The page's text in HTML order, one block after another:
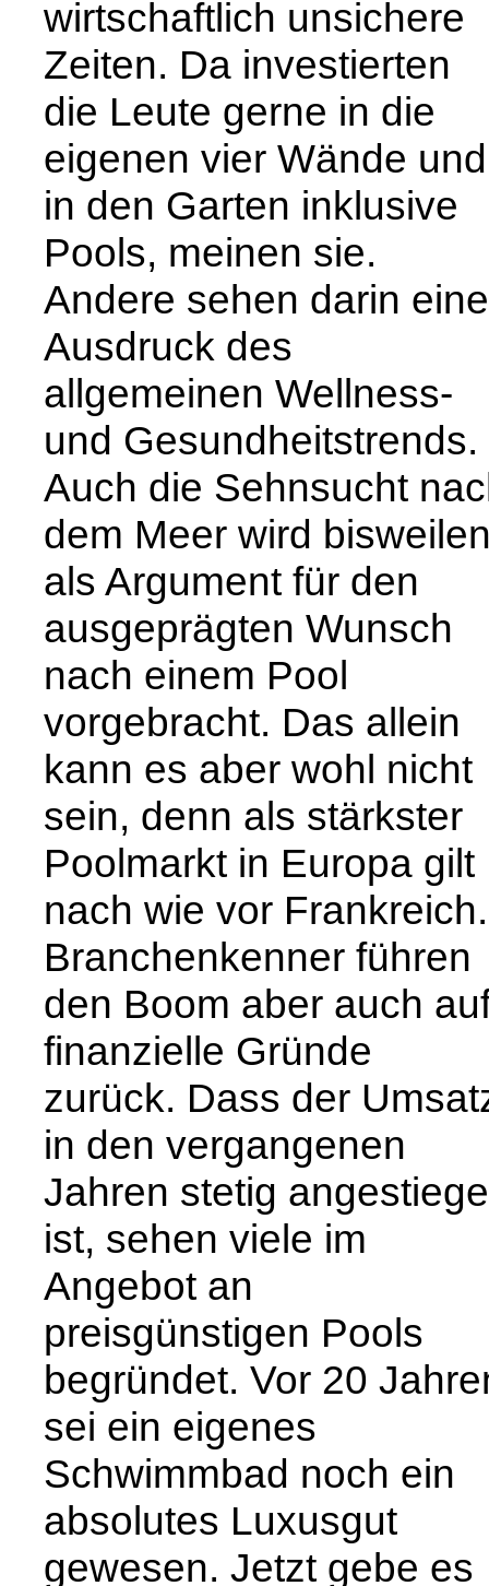
wirtschaftlich unsichere
Zeiten. Da investierten
die Leute gerne in die
eigenen vier Wände und
in den Garten inklusive
Pools, meinen sie.
Andere sehen darin
Ausdruck des
allgemeinen Wellness-
und Gesundheitstrends.
Auch die Sehnsucht
dem Meer wird
als Argument für den
ausgeprägten Wunsch
nach einem Pool
vorgebracht. Das allein
kann es aber wohl nicht
sein, denn als stärkster
Poolmarkt in Europa gilt
nach wie vor Frankreich.
Branchenkenner führen
den Boom aber auch
finanzielle Gründe
zurück. Dass der
in den vergangenen
Jahren stetig
ist, sehen viele im
Angebot an
preisgünstigen Pools
begründet. Vor 20
sei ein eigenes
Schwimmbad noch ein
absolutes Luxusgut
gewesen. Jetzt gebe es